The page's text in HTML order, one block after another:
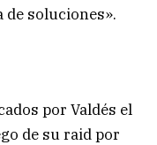
soluciones».
por Valdés el
de su raid por